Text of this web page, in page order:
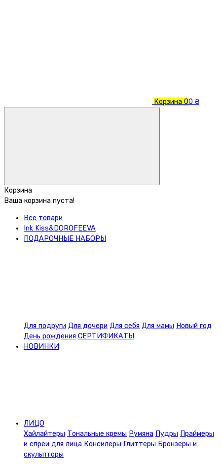
Корзина 00 ₴
Корзина
Ваша корзина пуста!
Все товари
Ink Kiss&DOROFEEVA
ПОДАРОЧНЫЕ НАБОРЫ
Для подруги Для дочери Для себя Для мамы Новый год
День рождения СЕРТИФИКАТЫ
НОВИНКИ
ЛИЦО
Хайлайтеры Тональные кремы Румяна Пудры Праймеры
и спреи для лица Консилеры Глиттеры Бронзеры и
скульпторы